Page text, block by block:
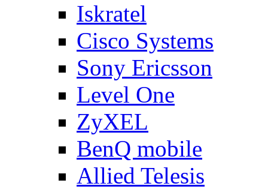
Iskratel
Cisco Systems
Sony Ericsson
Level One
ZyXEL
BenQ mobile
Allied Telesis